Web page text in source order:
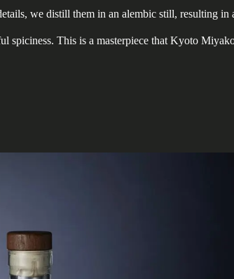
we distill them in an alembic still, resulting in
spiciness. This is a masterpiece that Kyoto